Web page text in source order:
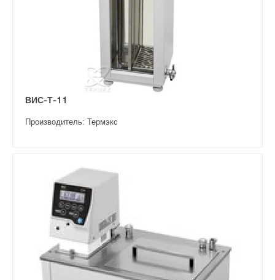
ВИС-Т-11
Производитель: Термэкс